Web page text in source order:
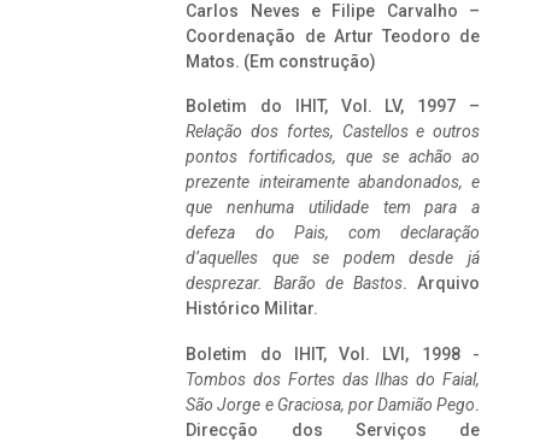
Carlos Neves e Filipe Carvalho –
Coordenação de Artur Teodoro de
Matos. (Em construção)
Boletim do IHIT, Vol. LV, 1997 –
Relação dos fortes, Castellos e outros
pontos fortificados, que se achão ao
prezente inteiramente abandonados, e
que nenhuma utilidade tem para a
defeza do Pais, com declaração
d’aquelles que se podem desde já
desprezar. Barão de Bastos. Arquivo
Histórico Militar.
Boletim do IHIT, Vol. LVI, 1998 -
Tombos dos Fortes das Ilhas do Faial,
São Jorge e Graciosa, por Damião Pego.
Direcção dos Serviços de